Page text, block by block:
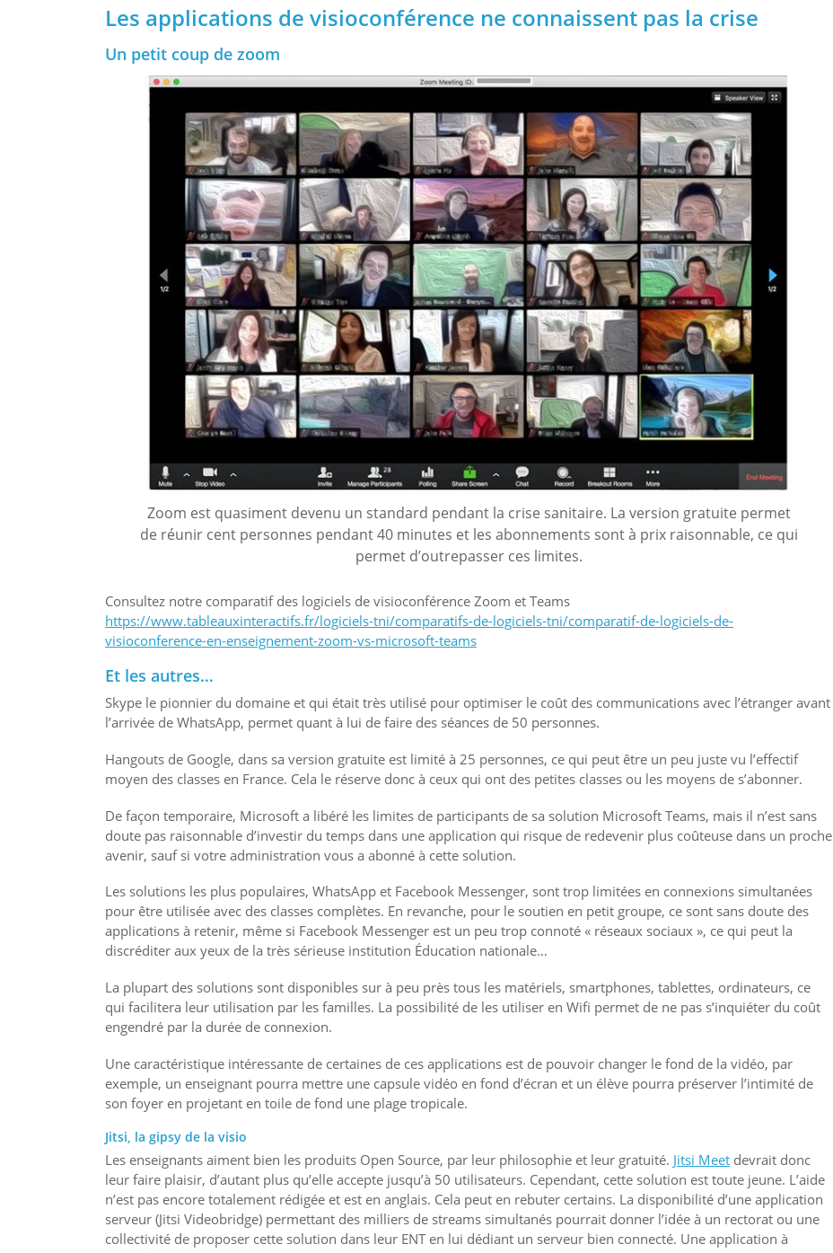
Les applications de visioconférence ne connaissent pas la crise
Un petit coup de zoom
Zoom est quasiment devenu un standard pendant la crise sanitaire. La version gratuite permet
de réunir cent personnes pendant 40 minutes et les abonnements sont à prix raisonnable, ce qui
permet d’outrepasser ces limites.
Consultez notre comparatif des logiciels de visioconférence Zoom et Teams
https://www.tableauxinteractifs.fr/logiciels-tni/comparatifs-de-logiciels-tni/comparatif-de-logiciels-de-
visioconference-en-enseignement-zoom-vs-microsoft-teams
Et les autres…
Skype le pionnier du domaine et qui était très utilisé pour optimiser le coût des communications avec l’étranger avant
l’arrivée de WhatsApp, permet quant à lui de faire des séances de 50 personnes.
Hangouts de Google, dans sa version gratuite est limité à 25 personnes, ce qui peut être un peu juste vu l’effectif
moyen des classes en France. Cela le réserve donc à ceux qui ont des petites classes ou les moyens de s’abonner.
De façon temporaire, Microsoft a libéré les limites de participants de sa solution Microsoft Teams, mais il n’est sans
doute pas raisonnable d’investir du temps dans une application qui risque de redevenir plus coûteuse dans un proche
avenir, sauf si votre administration vous a abonné à cette solution.
Les solutions les plus populaires, WhatsApp et Facebook Messenger, sont trop limitées en connexions simultanées
pour être utilisée avec des classes complètes. En revanche, pour le soutien en petit groupe, ce sont sans doute des
applications à retenir, même si Facebook Messenger est un peu trop connoté « réseaux sociaux », ce qui peut la
discréditer aux yeux de la très sérieuse institution Éducation nationale…
La plupart des solutions sont disponibles sur à peu près tous les matériels, smartphones, tablettes, ordinateurs, ce
qui facilitera leur utilisation par les familles. La possibilité de les utiliser en Wifi permet de ne pas s’inquiéter du coût
engendré par la durée de connexion.
Une caractéristique intéressante de certaines de ces applications est de pouvoir changer le fond de la vidéo, par
exemple, un enseignant pourra mettre une capsule vidéo en fond d’écran et un élève pourra préserver l’intimité de
son foyer en projetant en toile de fond une plage tropicale.
Jitsi, la gipsy de la visio
Les enseignants aiment bien les produits Open Source, par leur philosophie et leur gratuité. Jitsi Meet devrait donc
leur faire plaisir, d’autant plus qu’elle accepte jusqu’à 50 utilisateurs. Cependant, cette solution est toute jeune. L’aide
n’est pas encore totalement rédigée et est en anglais. Cela peut en rebuter certains. La disponibilité d’une application
serveur (Jitsi Videobridge) permettant des milliers de streams simultanés pourrait donner l’idée à un rectorat ou une
collectivité de proposer cette solution dans leur ENT en lui dédiant un serveur bien connecté. Une application à